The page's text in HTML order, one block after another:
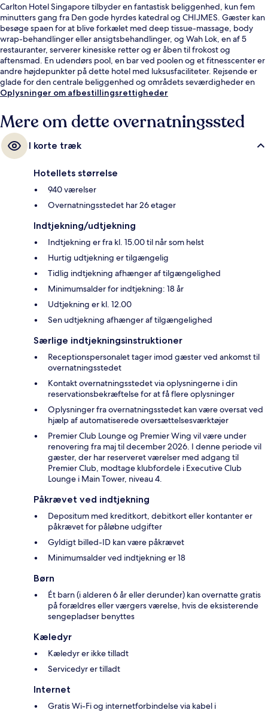
Carlton Hotel Singapore tilbyder en fantastisk beliggenhed, kun fem
minutters gang fra Den gode hyrdes katedral og CHIJMES. Gæster kan
besøge spaen for at blive forkælet med deep tissue-massage, body
wrap-behandlinger eller ansigtsbehandlinger, og Wah Lok, en af 5
restauranter, serverer kinesiske retter og er åben til frokost og
aftensmad. En udendørs pool, en bar ved poolen og et fitnesscenter er
andre højdepunkter på dette hotel med luksusfaciliteter. Rejsende er
glade for den centrale beliggenhed og områdets seværdigheder en
kort gåtur fra offentlig transport: Bras Basah Metrostation ligger 3
Oplysninger om afbestillingsrettigheder
Mere om dette overnatningssted
I korte træk
Hotellets størrelse
940 værelser
Overnatningsstedet har 26 etager
Indtjekning/udtjekning
Indtjekning er fra kl. 15.00 til når som helst
Hurtig udtjekning er tilgængelig
Tidlig indtjekning afhænger af tilgængelighed
Minimumsalder for indtjekning: 18 år
Udtjekning er kl. 12.00
Sen udtjekning afhænger af tilgængelighed
Særlige indtjekningsinstruktioner
Receptionspersonalet tager imod gæster ved ankomst til
overnatningsstedet
Kontakt overnatningsstedet via oplysningerne i din
reservationsbekræftelse for at få flere oplysninger
Oplysninger fra overnatningsstedet kan være oversat ved
hjælp af automatiserede oversættelsesværktøjer
Premier Club Lounge og Premier Wing vil være under
renovering fra maj til december 2026. I denne periode vil
gæster, der har reserveret værelser med adgang til
Premier Club, modtage klubfordele i Executive Club
Lounge i Main Tower, niveau 4.
Påkrævet ved indtjekning
Depositum med kreditkort, debitkort eller kontanter er
påkrævet for påløbne udgifter
Gyldigt billed-ID kan være påkrævet
Minimumsalder ved indtjekning er 18
Børn
Ét barn (i alderen 6 år eller derunder) kan overnatte gratis
på forældres eller værgers værelse, hvis de eksisterende
sengepladser benyttes
Kæledyr
Kæledyr er ikke tilladt
Servicedyr er tilladt
Internet
Gratis Wi-Fi og internetforbindelse via kabel i